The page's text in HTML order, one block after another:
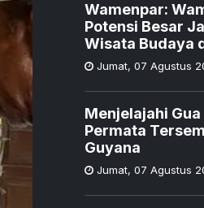
Wamenpar:
Potensi Besar
Wisata Budaya
Jumat, 07 Agustus
Menjelajahi
Permata
Guyana
Jumat, 07 Agustus